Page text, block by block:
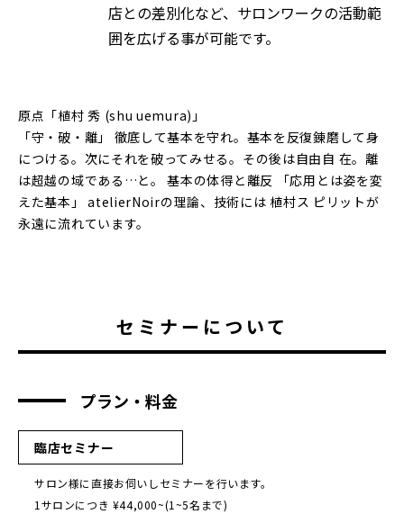
店との差別化など、サロンワークの活動範
囲を広げる事が可能です。
原点「植村 秀 (shu uemura)」
「守・破・離」 徹底して基本を守れ。基本を反復錬磨して身
につける。次にそれを破ってみせる。その後は自由自 在。離
は超越の域である…と。 基本の体得と離反 「応用とは姿を変
えた基本」 atelierNoirの理論、技術には 植村ス ピリットが
永遠に流れています。
セミナーについて
プラン・料金
臨店セミナー
サロン様に直接お伺いしセミナーを行います。
1サロンにつき ¥44,000~(1~5名まで)